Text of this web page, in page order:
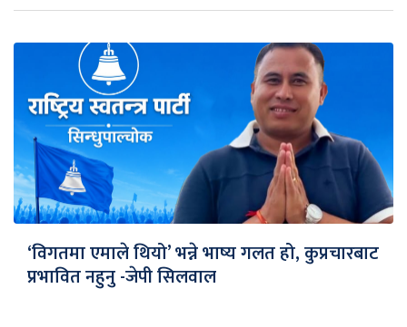
‘विगतमा एमाले थियो’ भन्ने भाष्य गलत हो, कुप्रचारबाट
प्रभावित नहुनु -जेपी सिलवाल